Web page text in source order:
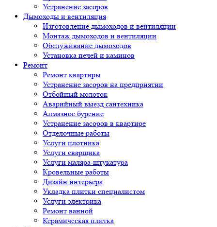
Устранение засоров
Дымоходы и вентиляция
Изготовление дымоходов и вентиляции
Монтаж дымоходов и вентиляции
Обслуживание дымоходов
Установка печей и каминов
Ремонт
Ремонт квартиры
Устранение засоров на предприятии
Отбойный молоток
Аварийный выезд сантехника
Алмазное бурение
Устранение засоров в квартире
Отделочные работы
Услуги плотника
Услуги сварщика
Услуги маляра-штукатура
Кровельные работы
Дизайн интерьера
Укладка плитки специалистом
Услуги электрика
Ремонт ванной
Керамическая плитка